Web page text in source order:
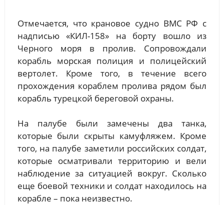
Отмечается, что крановое судно ВМС РФ с
надписью «КИЛ-158» на борту вошло из
Черного моря в пролив. Сопровождали
корабль морская полиция и полицейский
вертолет. Кроме того, в течение всего
прохождения кораблем пролива рядом был
корабль турецкой береговой охраны.
На палубе были замечены два танка,
которые были скрыты камуфляжем. Кроме
того, на палубе заметили российских солдат,
которые осматривали территорию и вели
наблюдение за ситуацией вокруг. Сколько
еще боевой техники и солдат находилось на
корабле – пока неизвестно.